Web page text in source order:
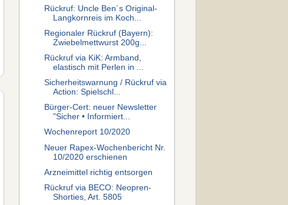
Rückruf: Uncle Ben´s Original-
Langkornreis im Koch...
Regionaler Rückruf (Bayern):
Zwiebelmettwurst 200g...
Rückruf via KiK: Armband,
elastisch mit Perlen in ...
Sicherheitswarnung / Rückruf via
Action: Spielschl...
Bürger-Cert: neuer Newsletter
"Sicher • Informiert...
Wochenreport 10/2020
Neuer Rapex-Wochenbericht Nr.
10/2020 erschienen
Arzneimittel richtig entsorgen
Rückruf via BECO: Neopren-
Shorties, Art. 5805